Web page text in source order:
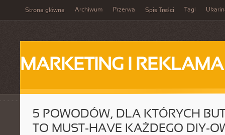
Strona główna Archiwum Przerwa Spis Treści Tagi
MARKETING I REKLAMA
5 POWODÓW, DLA KTÓRYCH
TO MUST-HAVE KAŻDEGO DIY-